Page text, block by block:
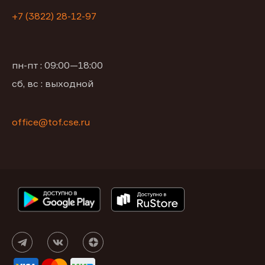
+7 (3822) 28-12-97
пн-пт : 09:00—18:00
сб, вс : выходной
office@tof.cse.ru